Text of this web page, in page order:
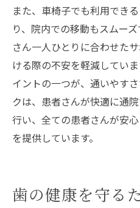
また、車椅子でも利用でき
り、院内での移動もスムー
さん一人ひとりに合わせた
ける際の不安を軽減してい
イントの一つが、通いやす
クは、患者さんが快適に通
行い、全ての患者さんが安
を提供しています。
歯の健康を守る